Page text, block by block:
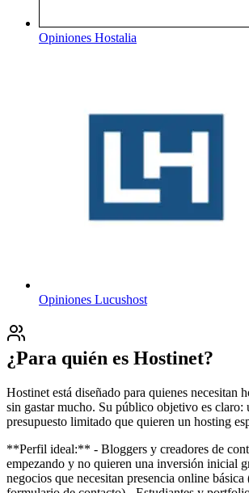
Opiniones Hostalia
Opiniones Lucushost
¿Para quién es Hostinet?
Hostinet está diseñado para quienes necesitan
sin gastar mucho. Su público objetivo es claro:
presupuesto limitado que quieren un hosting
**Perfil ideal:** - Bloggers y creadores de
empezando y no quieren una inversión inicial
negocios que necesitan presencia online